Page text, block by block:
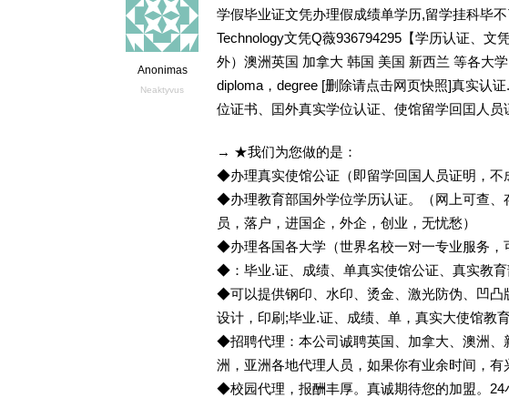
Anonimas
Neaktyvus
学假毕业证文凭办理假成绩单学历,留学挂科毕
Technology文凭Q薇936794295【学历认证、文
外）澳洲英国 加拿大 韩国 美国 新西兰 等各大
diploma，degree [删除请点击网页快照]真实认
位证书、囯外真实学位认证、使馆留学回囯人员
→ ★我们为您做的是：
◆办理真实使馆公证（即留学回国人员证明，
◆办理教育部国外学位学历认证。（网上可查、
员，落户，进国企，外企，创业，无忧愁）
◆办理各国各大学（世界名校一对一专业服务
◆：毕业.证、成绩、单真实使馆公证、真实教育
◆可以提供钢印、水印、烫金、激光防伪、凹凸
设计，印刷;毕业.证、成绩、单，真实大使馆教
◆招聘代理：本公司诚聘英国、加拿大、澳洲、
洲，亚洲各地代理人员，如果你有业余时间，有
◆校园代理，报酬丰厚。真诚期待您的加盟。24